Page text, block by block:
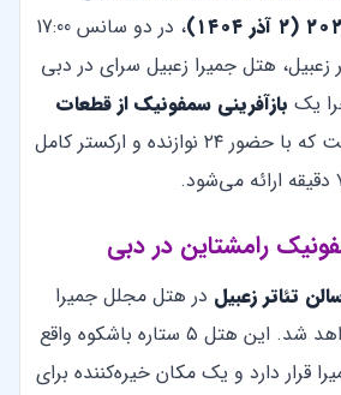
، در دو سانس 17:00
در تئاتر زعبیل، هتل جمیرا زعبیل سرای در دبی
یک بازآفرینی سمفونیک از قطعات
است که با حضور ۲۴ نوازنده و ارکستر کامل
رامشتاین در دبی
تئاتر زعبیل در هتل مجلل جمیرا
زعبیل سرای برگزار خواهد شد. این هتل ۵ ستاره باشکوه واقع
قرار دارد و یک مکان خیره‌کننده برای